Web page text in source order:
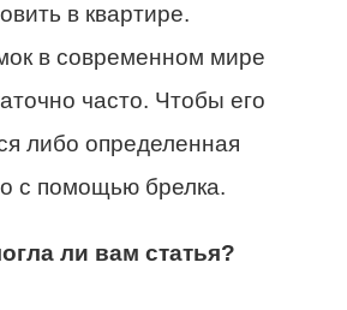
в квартире.
в современном мире
часто. Чтобы его
либо определенная
с помощью брелка.
ли вам статья?